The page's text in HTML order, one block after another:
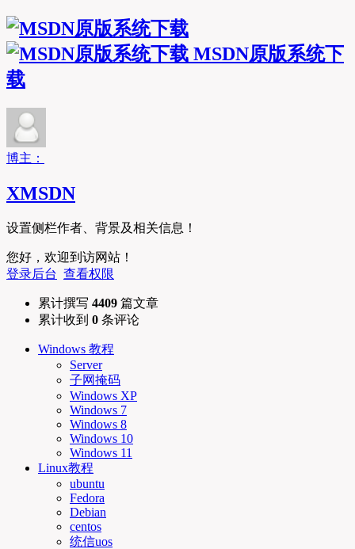
MSDN原版系统下
载
博主：
XMSDN
设置侧栏作者、背景及相关信息！
您好，欢迎到访网站！
登录后台 查看权限
累计撰写 4409 篇文章
累计收到 0 条评论
Windows 教程
Server
子网掩码
Windows XP
Windows 7
Windows 8
Windows 10
Windows 11
Linux教程
ubuntu
Fedora
Debian
centos
统信uos